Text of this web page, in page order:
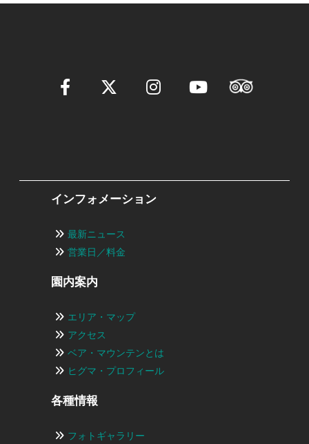
インフォメーション
最新ニュース
営業日／料金
園内案内
エリア・マップ
アクセス
ベア・マウンテンとは
ヒグマ・プロフィール
各種情報
フォトギャラリー